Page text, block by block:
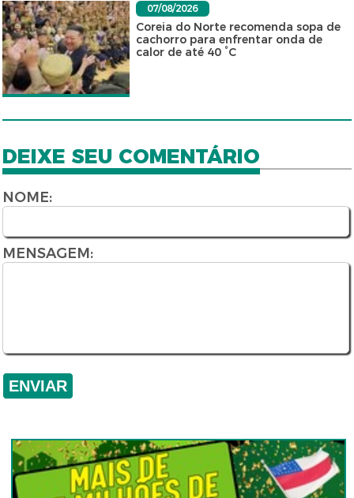
07/08/2026
Coreia do Norte recomenda sopa de
cachorro para enfrentar onda de
calor de até 40 °C
DEIXE SEU COMENTÁRIO
NOME:
MENSAGEM: